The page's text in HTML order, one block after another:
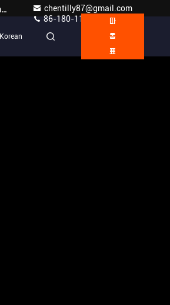
Guangzhou Qianyuan Construction Machinery Co,.LTD
chentilly87@gmail.com
86-180-1189-7808
Korean
따
옴
표